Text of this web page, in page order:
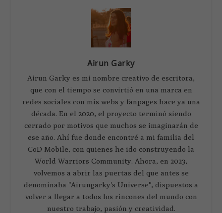
Airun Garky
Airun Garky es mi nombre creativo de escritora,
que con el tiempo se convirtió en una marca en
redes sociales con mis webs y fanpages hace ya una
década. En el 2020, el proyecto terminó siendo
cerrado por motivos que muchos se imaginarán de
ese año. Ahí fue donde encontré a mi familia del
CoD Mobile, con quienes he ido construyendo la
World Warriors Community. Ahora, en 2023,
volvemos a abrir las puertas del que antes se
denominaba "Airungarky's Universe", dispuestos a
volver a llegar a todos los rincones del mundo con
nuestro trabajo, pasión y creatividad.